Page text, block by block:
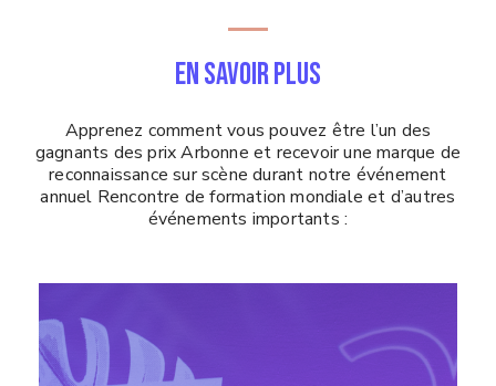
EN SAVOIR PLUS
Apprenez comment vous pouvez être l’un des
gagnants des prix Arbonne et recevoir une marque de
reconnaissance sur scène durant notre événement
annuel Rencontre de formation mondiale et d’autres
événements importants :